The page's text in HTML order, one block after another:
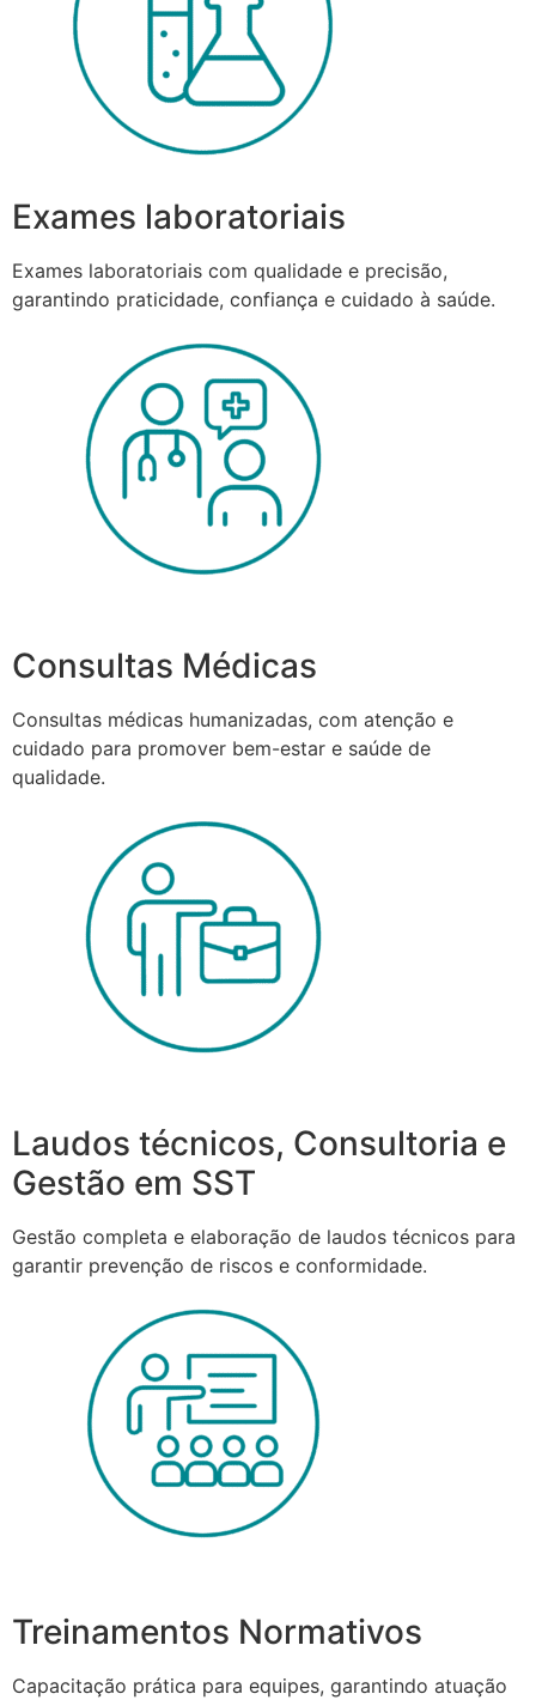
Exames laboratoriais
Exames laboratoriais com qualidade e precisão,
garantindo praticidade, confiança e cuidado à saúde.
Consultas Médicas
Consultas médicas humanizadas, com atenção e
cuidado para promover bem-estar e saúde de
qualidade.
Laudos técnicos, Consultoria e
Gestão em SST
Gestão completa e elaboração de laudos técnicos para
garantir prevenção de riscos e conformidade.
Treinamentos Normativos
Capacitação prática para equipes, garantindo atuação